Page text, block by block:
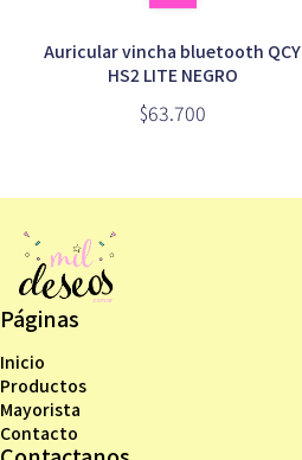
Auricular vincha bluetooth QCY
HS2 LITE NEGRO
$63.700
Páginas
Inicio
Productos
Mayorista
Contacto